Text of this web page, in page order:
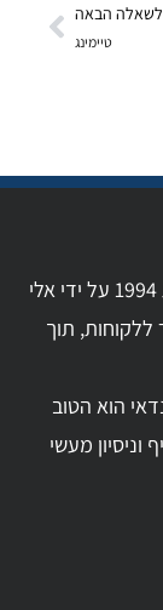
לשאלה הבאה
טיימינג
מרכזי השירות הילוך שישי יונדאי הוקמו בשנת 1994 על ידי אלי
ללקוחות, תוך
הוא הטוב
מעשי